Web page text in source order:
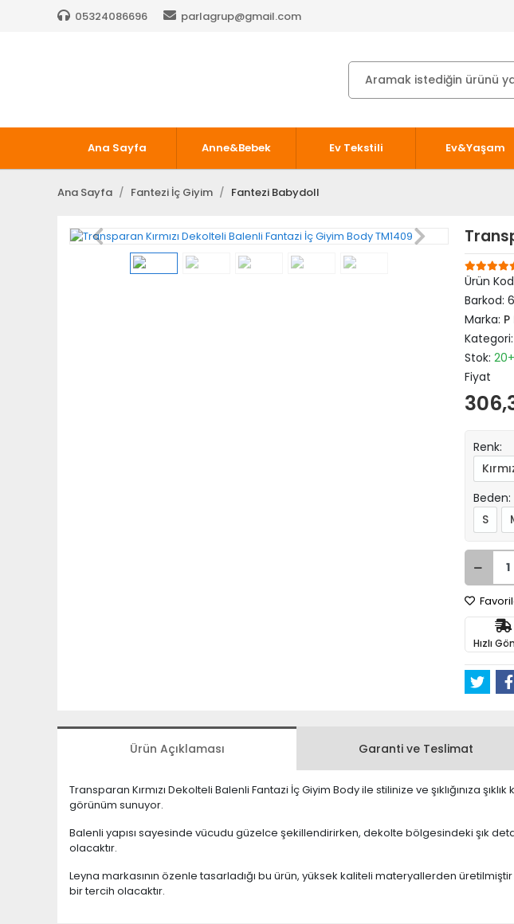
05324086696 parlagrup@gmail.com
Ana Sayfa Anne&Bebek Ev Tekstili Ev&Yaşam
Ana Sayfa Fantezi İç Giyim Fantezi Babydoll
Ürün
Barkod:
Marka:
Kategori:
Stok: 20+
Fiyat
Renk:
Beden:
S
Hızlı
Ürün Açıklaması Garanti ve Teslimat
Transparan Kırmızı Dekolteli Balenli Fantazi İç Giyim Body ile stilinize ve şıklığınıza
görünüm sunuyor.
Balenli yapısı sayesinde vücudu güzelce şekillendirirken, dekolte bölgesindeki şık
olacaktır.
Leyna markasının özenle tasarladığı bu ürün, yüksek kaliteli materyallerden
bir tercih olacaktır.